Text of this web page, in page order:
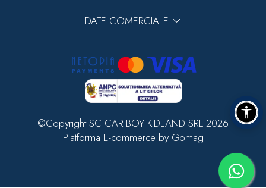
DATE COMERCIALE
©Copyright SC CAR-BOY KIDLAND SRL 2026
Platforma E-commerce by Gomag